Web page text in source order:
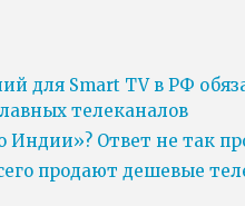
для Smart TV в РФ
телеканалов
Ответ не так
продают дешевые